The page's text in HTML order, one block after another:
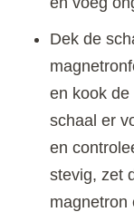
Dek de
en kook
schaal er
en
stevig, zet
magnetron